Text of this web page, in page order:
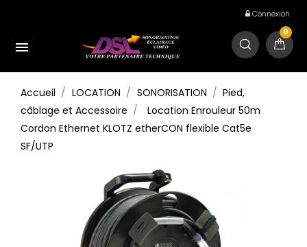
Connexion

0
Accueil LOCATION SONORISATION
Pied,
câblage et Accessoire
Location Enrouleur 50m
Cordon Ethernet KLOTZ etherCON flexible Cat5e
SF/UTP